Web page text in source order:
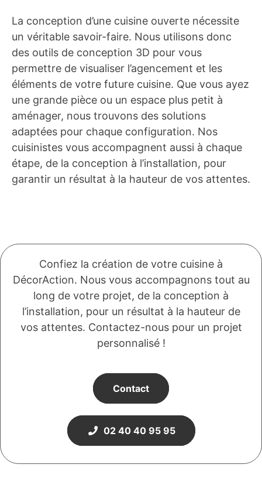
La conception d’une cuisine ouverte nécessite
un véritable savoir-faire. Nous utilisons donc
des outils de conception 3D pour vous
permettre de visualiser l’agencement et les
éléments de votre future cuisine. Que vous ayez
une grande pièce ou un espace plus petit à
aménager, nous trouvons des solutions
adaptées pour chaque configuration. Nos
cuisinistes vous accompagnent aussi à chaque
étape, de la conception à l’installation, pour
garantir un résultat à la hauteur de vos attentes.
Confiez la création de votre cuisine à
DécorAction. Nous vous accompagnons tout au
long de votre projet, de la conception à
l’installation, pour un résultat à la hauteur de
vos attentes. Contactez-nous pour un projet
personnalisé !
Contact
02 40 40 95 95